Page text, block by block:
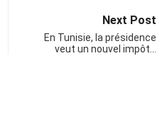
Next Post
En Tunisie, la présidence
veut un nouvel impôt…